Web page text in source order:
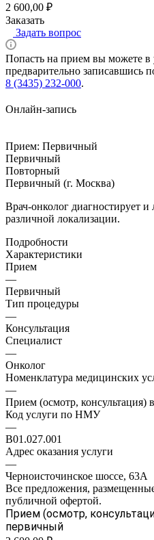
2 600,00 ₽
Заказать
Задать вопрос
Попасть на прием вы можете в
предварительно записавшись
8 (3435) 232-000.
Онлайн-запись
Прием: Первичный
Первичный
Повторный
Первичный (г. Москва)
Врач-онколог диагностирует
различной локализации.
Подробности
Характеристики
Прием
—
Первичный
Тип процедуры
—
Консультация
Специалист
—
Онколог
Номенклатура медицинских
—
Прием (осмотр, консультация)
Код услуги по НМУ
—
B01.027.001
Адрес оказания услуги
—
Черноисточинское шоссе, 63А
Все предложения,
публичной офертой.
Прием (осмотр,
первичный